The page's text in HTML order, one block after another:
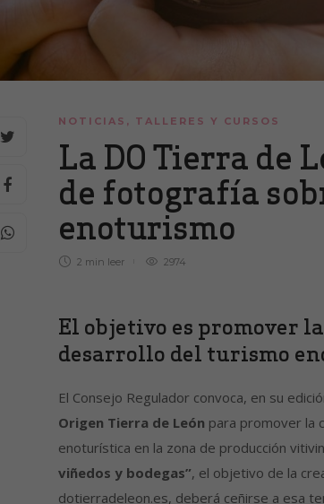
NOTICIAS , TALLERES Y CURSOS
La DO Tierra de
de fotografía
enoturismo
2 min leer 2974
El objetivo es promover
desarrollo del turismo
El Consejo Regulador convoca, en su
Origen Tierra de León para promover la
enoturística en la zona de producción
viñedos y bodegas”, el objetivo de la
dotierradeleon.es, deberá ceñirse a esa